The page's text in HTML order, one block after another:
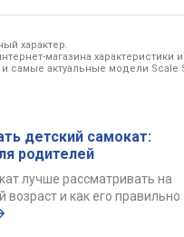
характер.
магазина характеристики
самые актуальные модели Scale
детский самокат:
родителей
лучше рассматривать на
возраст и как его правильно